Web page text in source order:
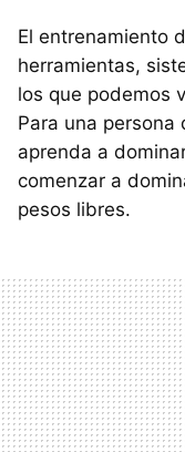
El entrenamiento
herramientas,
los que podemos
Para una persona
aprenda a
comenzar a
pesos libres.